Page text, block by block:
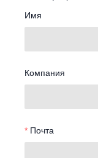
Имя
Компания
Почта